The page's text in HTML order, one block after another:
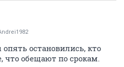
остановились, кто
что обещают по срокам.